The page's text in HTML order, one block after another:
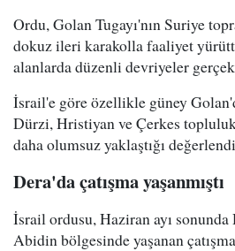
Ordu, Golan Tugayı'nın Suriye
dokuz ileri karakolla faaliyet
alanlarda düzenli devriyeler
İsrail'e göre özellikle güney
Dürzi, Hristiyan ve Çerkes
daha olumsuz yaklaştığı
Dera'da çatışma yaşanmıştı
İsrail ordusu, Haziran ayı
Abidin bölgesinde yaşanan